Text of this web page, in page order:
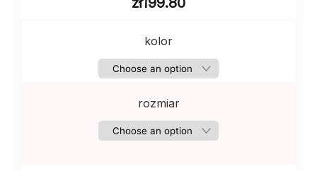
kolor
rozmiar